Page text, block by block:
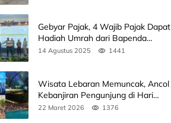
Gebyar Pajak, 4 Wajib Pajak Dapat
Hadiah Umrah dari Bapenda
Sumbar
14 Agustus 2025 1441
Wisata Lebaran Memuncak, Ancol
Kebanjiran Pengunjung di Hari
Kedua
22 Maret 2026 1376